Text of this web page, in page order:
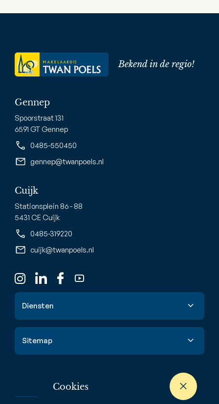
Cookies
Bekend in de regio!
Gennep
Spoorstraat 131
6591 GT Gennep
0485-550450
gennep@twanpoels.nl
Cuijk
Stationsplein 86 - 88
5431 CE Cuijk
0485-319220
cuijk@twanpoels.nl
Diensten
Waardebepaling
Verhuur & huur
Sitemap
Nieuwbouw